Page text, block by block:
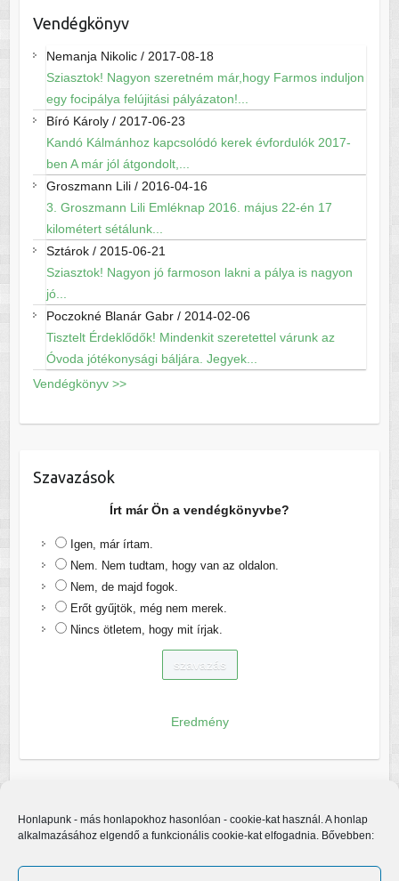
Honlapunk - más honlapokhoz hasonlóan - cookie-kat használ. A honlap
alkalmazásához elgendő a funkcionális cookie-kat elfogadnia. Bővebben:
Vendégkönyv
Nemanja Nikolic/ 2017-08-18
Sziasztok! Nagyon szeretném már,hogy Farmos induljon
egy focipálya felújitási pályázaton!...
Bíró Károly/ 2017-06-23
Kandó Kálmánhoz kapcsolódó kerek évfordulók 2017-
ben A már jól átgondolt,...
Groszmann Lili/ 2016-04-16
3. Groszmann Lili Emléknap 2016. május 22-én 17
kilométert sétálunk...
Sztárok/ 2015-06-21
Sziasztok! Nagyon jó farmoson lakni a pálya is nagyon
jó...
Poczokné Blanár Gabr/ 2014-02-06
Tisztelt Érdeklődők! Mindenkit szeretettel várunk az
Óvoda jótékonysági báljára. Jegyek...
Vendégkönyv >>
Szavazások
Írt már Ön a vendégkönyvbe?
Igen, már írtam.
Nem. Nem tudtam, hogy van az oldalon.
Nem, de majd fogok.
Erőt gyűjtök, még nem merek.
Nincs ötletem, hogy mit írjak.
Eredmény